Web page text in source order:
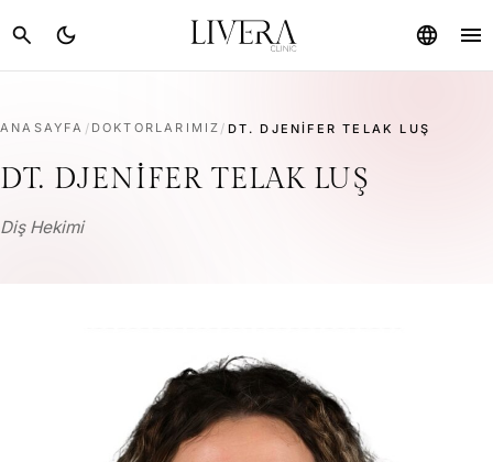
search dark_mode language menu
ANASAYFA / DOKTORLARIMIZ / DT. DJENIFER TELAK LUŞ
DT. DJENIFER TELAK LUŞ
Diş Hekimi